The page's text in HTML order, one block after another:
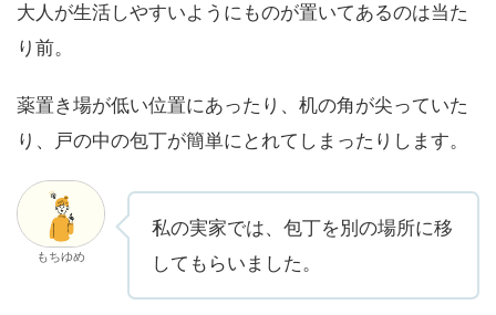
大人が生活しやすいようにものが置いてあるのは当た
り前。
薬置き場が低い位置にあったり、机の角が尖っていた
り、戸の中の包丁が簡単にとれてしまったりします。
もちゆめ
私の実家では、包丁を別の場所に移
してもらいました。